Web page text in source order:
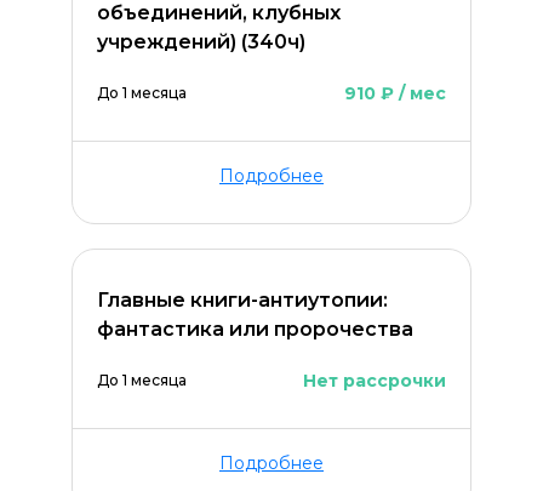
объединений, клубных
учреждений) (340ч)
До 1 месяца 910 ₽ / мес
Подробнее
Главные книги-антиутопии:
фантастика или пророчества
До 1 месяца Нет рассрочки
Подробнее